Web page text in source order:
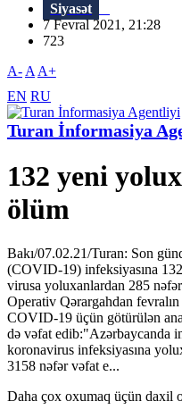
Siyasət
7 Fevral 2021, 21:28
723
A- A A+
EN RU
Turan İnformasiya
132 yeni
ölüm
Bakı/07.02.21/Turan: Son
(COVID-19) infeksiyasına
virusa yoluxanlardan 285
Operativ Qərargahdan
COVID-19 üçün götürülən
də vəfat edib:"Azərbaycanda
koronavirus infeksiyasına
3158 nəfər vəfat e...
Daha çox oxumaq üçün daxil